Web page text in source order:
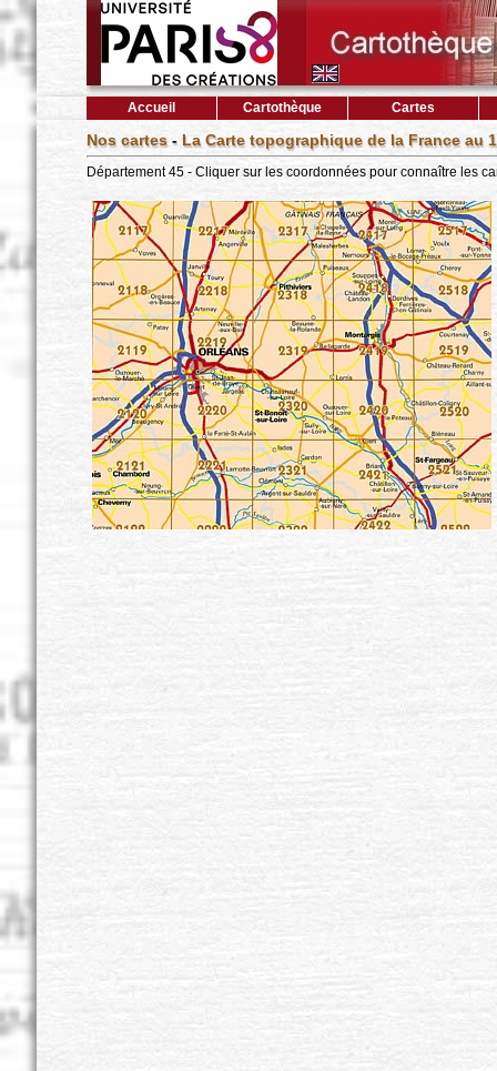
Accueil Cartothèque Cartes
Nos cartes- La Carte topographique de la France au
Département 45 - Cliquer sur les coordonnées pour connaître les